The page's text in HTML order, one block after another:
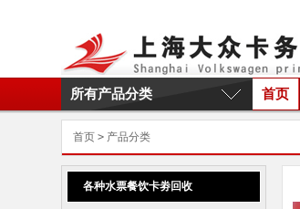
首页
所有产品分类
首页 > 产品分类
各种水票餐饮卡劵回收